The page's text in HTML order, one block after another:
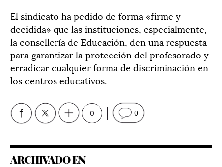
El sindicato ha pedido de forma «firme y
decidida» que las instituciones, especialmente,
la consellería de Educación, den una respuesta
para garantizar la protección del profesorado y
erradicar cualquier forma de discriminación en
los centros educativos.
0 0
ARCHIVADO EN